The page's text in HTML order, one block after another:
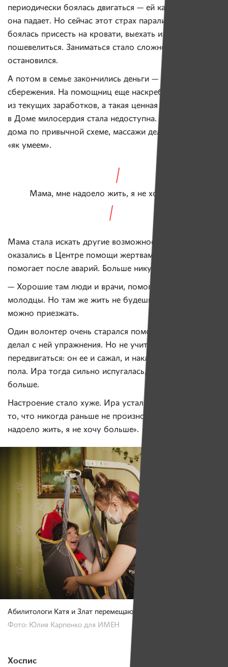
периодически боялась двигаться — ей казалось, что
она падает. Но сейчас этот страх парализовал: она
боялась присесть на кровати, выехать из дома, просто
пошевелиться. Заниматься стало сложно, прогресс
остановился.
А потом в семье закончились деньги — потратили все
сбережения. На помощниц еще наскребали
из текущих заработков, а такая ценная реабилитация
в Доме милосердия стала недоступна. Занимались
дома по привычной схеме, массажи делали сами,
«як умеем».
Мама, мне надоело жить, я не хочу больше
Мама стала искать другие возможности — так
оказались в Центре помощи жертвам ДТП, который
помогает после аварий. Больше никуда Иру не взяли.
— Хорошие там люди и врачи, помогали нам,
молодцы. Но там же жить не будешь: два раза в год
можно приезжать.
Один волонтер очень старался помочь Ире: активно
делал с ней упражнения. Но не учитывал страх Иры
передвигаться: он ее и сажал, и наклонял до самого
пола. Ира тогда сильно испугалась, зажалась еще
больше.
Настроение стало хуже. Ира устала. Начала говорить
то, что никогда раньше не произносила: «Мама, мне
надоело жить, я не хочу больше».
Абилитологи Катя и Злат перемещают Иру на пол
Фото: Юлия Карпенко для ИМЕН
Хоспис